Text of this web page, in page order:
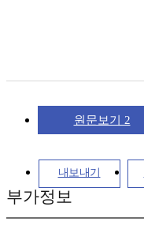
원문보기 2
내보내기
부가정보